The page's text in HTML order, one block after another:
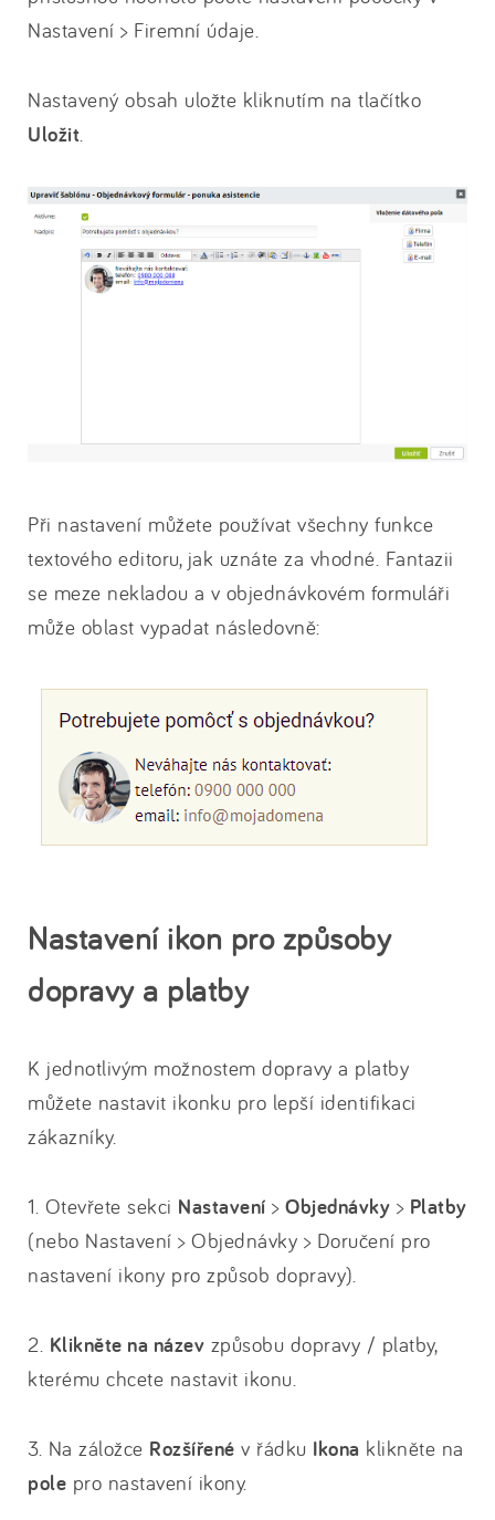
Nastavení > Firemní údaje.
Nastavený obsah uložte kliknutím na tlačítko
Uložit.
Při nastavení můžete používat všechny funkce
textového editoru, jak uznáte za vhodné. Fantazii
se meze nekladou a v objednávkovém formuláři
může oblast vypadat následovně:
Nastavení ikon pro způsoby
dopravy a platby
K jednotlivým možnostem dopravy a platby
můžete nastavit ikonku pro lepší identifikaci
zákazníky.
1. Otevřete sekci Nastavení > Objednávky > Platby
(nebo Nastavení > Objednávky > Doručení pro
nastavení ikony pro způsob dopravy).
2. Klikněte na název způsobu dopravy / platby,
kterému chcete nastavit ikonu.
3. Na záložce Rozšířené v řádku Ikona klikněte na
pole pro nastavení ikony.